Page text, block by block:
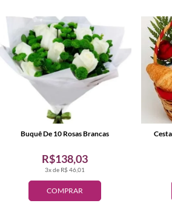
COMPRAR
3x de R$ 46,01
R$138,03
Buquê De 10 Rosas Brancas